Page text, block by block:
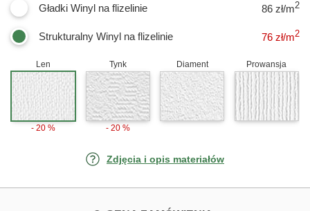
Gładki Winyl na flizelinie 86 zł/m2
Strukturalny Winyl na flizelinie 76 zł/m2
Len
- 20 %
Tynk
- 20 %
Diament Prowansja
Zdjęcia i opis materiałów